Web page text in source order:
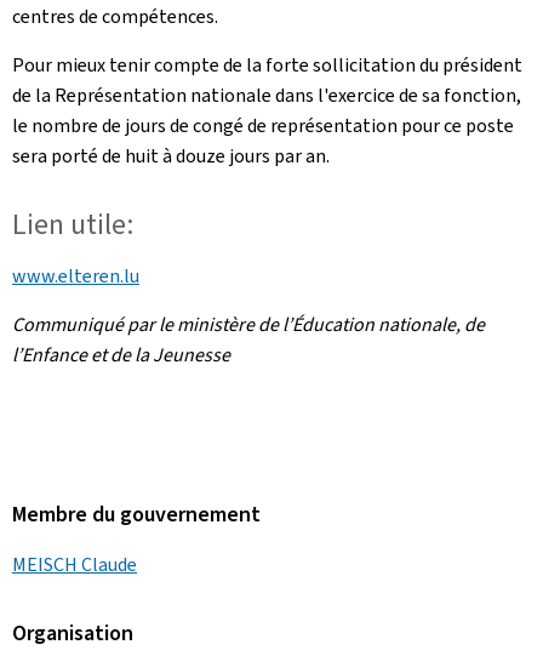
centres de compétences.
Pour mieux tenir compte de la forte sollicitation du président
de la Représentation nationale dans l'exercice de sa fonction,
le nombre de jours de congé de représentation pour ce poste
sera porté de huit à douze jours par an.
Lien utile:
www.elteren.lu
Communiqué par le ministère de l’Éducation nationale, de
l’Enfance et de la Jeunesse
Membre du gouvernement
MEISCH Claude
Organisation